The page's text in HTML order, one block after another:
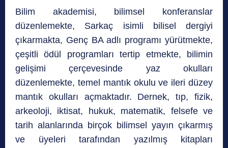
Bilim akademisi, bilimsel konferanslar
düzenlemekte, Sarkaç isimli bilisel dergiyi
çıkarmakta, Genç BA adlı programı yürütmekte,
çeşitli ödül programları tertip etmekte, bilimin
gelişimi çerçevesinde yaz okulları
düzenlemekte, temel mantık okulu ve ileri düzey
mantık okulları açmaktadır. Dernek, tıp, fizik,
arkeoloji, iktisat, hukuk, matematik, felsefe ve
tarih alanlarında birçok bilimsel yayın çıkarmış
ve üyeleri tarafından yazılmış kitapları